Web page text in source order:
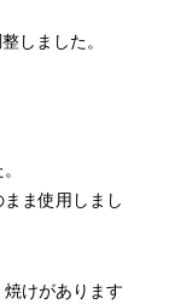
しました。
ま使用しまし
けがあります